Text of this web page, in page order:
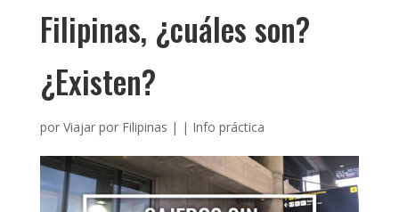
Filipinas, ¿cuáles son?
¿Existen?
por Viajar por Filipinas | | Info práctica